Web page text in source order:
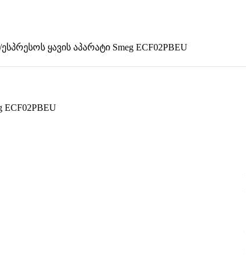
ესპრესოს ყავის აპარატი Smeg ECF02PBEU